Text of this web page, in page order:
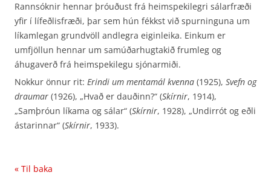
Rannsóknir hennar þróuðust frá heimspekilegri sálarfræði
yfir í lífeðlisfræði, þar sem hún fékkst við spurninguna um
líkamlegan grundvöll andlegra eiginleika. Einkum er
umfjöllun hennar um samúðarhugtakið frumleg og
áhugaverð frá heimspekilegu sjónarmiði.
Nokkur önnur rit: Erindi um mentamál kvenna (1925), Svefn og
draumar (1926), „Hvað er dauðinn?“ (Skírnir, 1914),
„Samþróun líkama og sálar“ (Skírnir, 1928), „Undirrót og eðli
ástarinnar“ (Skírnir, 1933).
« Til baka